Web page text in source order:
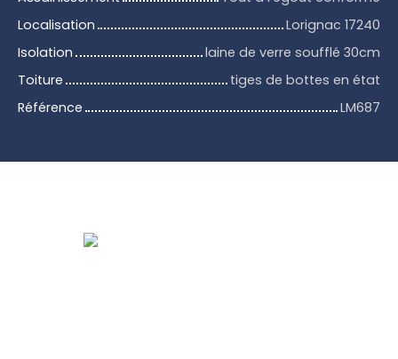
Localisation
Lorignac 17240
Isolation
laine de verre soufflé 30cm
Toiture
tiges de bottes en état
Référence
LM687